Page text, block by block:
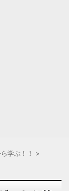
学ぶ！！
>